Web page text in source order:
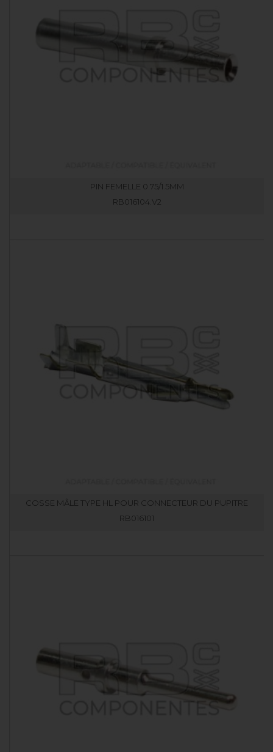
PIN FEMELLE 0.75/1.5MM
RB016104.V2
COSSE MÂLE TYPE HL POUR CONNECTEUR DU PUPITRE
RB016101